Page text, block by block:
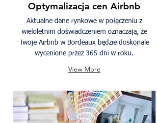
Optymalizacja cen Airbnb
Aktualne dane rynkowe w połączeniu z
wieloletnim doświadczeniem oznaczają, że
Twoje Airbnb w Bordeaux będzie doskonale
wycenione przez 365 dni w roku.
View More